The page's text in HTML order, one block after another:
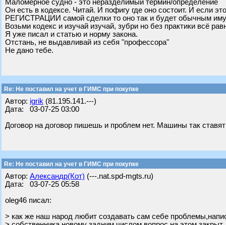
Маломерное судно - это неразделимый термин/определение
Он есть в кодексе. Читай. И пофигу где оно состоит. И если
РЕГИСТРАЦИИ самой сделки то оно так и будет обычным
Возьми кодекс и изучай изучай, зубри но без практики всё
Я уже писал и статью и норму закона.
Отстань, не выдавливай из себя "профессора"
Не дано тебе.
Re: Не поставил на учет в ГИМС при покупке
Автор: igrik (81.195.141.---)
Дата: 03-07-25 03:00
Договор на договор пишешь и проблем нет. Машины так
Re: Не поставил на учет в ГИМС при покупке
Автор: Александр(Кот) (---.nat.spd-mgts.ru)
Дата: 03-07-25 05:58
oleg46 писал:
> как же наш народ любит создавать сам себе